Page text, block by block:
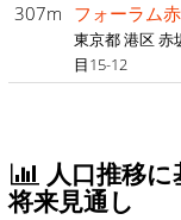
307m フォーラム
東京都 港区 赤
目15-12
人口推移
将来見通し